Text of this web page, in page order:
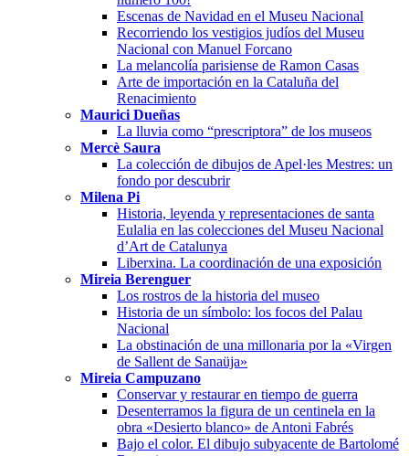
Escenas de Navidad en el Museu Nacional
Recorriendo los vestigios judíos del Museu
Nacional con Manuel Forcano
La melancolía parisiense de Ramon Casas
Arte de importación en la Cataluña del
Renacimiento
Maurici Dueñas
La lluvia como “prescriptora” de los museos
Mercè Saura
La colección de dibujos de Apel·les Mestres: un
fondo por descubrir
Milena Pi
Historia, leyenda y representaciones de santa
Eulalia en las colecciones del Museu Nacional
d’Art de Catalunya
Liberxina. La coordinación de una exposición
Mireia Berenguer
Los rostros de la historia del museo
Historia de un símbolo: los focos del Palau
Nacional
La obstinación de una millonaria por la «Virgen
de Sallent de Sanaüja»
Mireia Campuzano
Conservar y restaurar en tiempo de guerra
Desenterramos la figura de un centinela en la
obra «Desierto blanco» de Antoni Fabrés
Bajo el color. El dibujo subyacente de Bartolomé